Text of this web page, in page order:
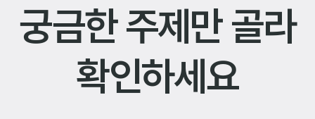
궁금한 주제만 골라
확인하세요